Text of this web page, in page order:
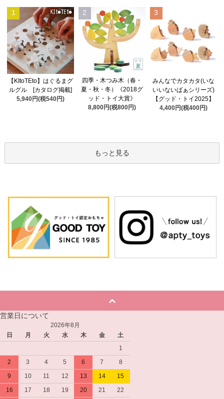
1
【KItoTEto】はぐるまグ
ルグル [カタログ掲載]
5,940円(税540円)
2
四季・木つみ木（春・
夏・秋・冬）《2018グ
ッド・トイ大賞》
8,800円(税800円)
3
みんなでカタカタ(いな
いいないばぁシリーズ)
【グッド・トイ2025】
4,400円(税400円)
もっと見る
営業日について
2026年8月
日
月 火 水 木 金
土
1
2
3 4 5 6 7
8
9
10 11 12 13 14
15
16
17 18 19 20 21
22